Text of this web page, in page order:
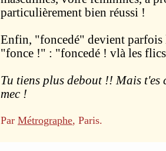
particulièrement bien réussi !
Enfin, "foncedé" devient
"fonce !" : "foncedé ! vlà les
Tu tiens plus debout !! Mais t'es
mec !
Par Métrographe, Paris.